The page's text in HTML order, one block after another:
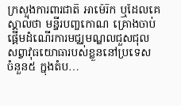
ក្រសួងការពារជាតិ អាម៉េរិក ឬដែលគេ
ស្គាល់ថា មន្ទីរបញ្ចកោណ គ្រោងចាប់
ផ្ដើមដំណើរការមជ្ឈមណ្ឌលជួសជុល
សព្វាវុធយោធារបស់ខ្លួននៅប្រទេស
ចំនួន៥ ក្នុងតំប…